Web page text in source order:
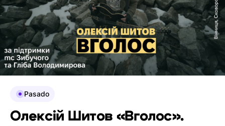
Pasado
Олексій Шитов «Вголос».